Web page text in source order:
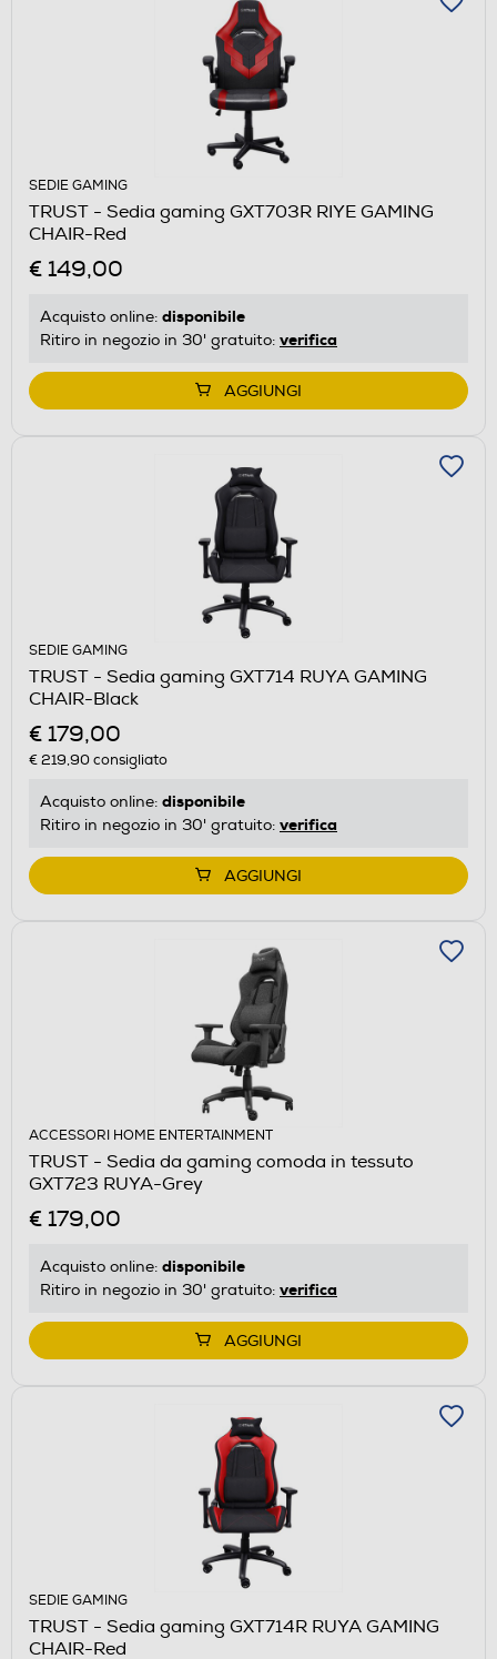
SEDIE GAMING
TRUST - Sedia gaming GXT703R RIYE GAMING
CHAIR-Red
€ 149,00
Acquisto online: disponibile
Ritiro in negozio in 30' gratuito: verifica
AGGIUNGI
SEDIE GAMING
TRUST - Sedia gaming GXT714 RUYA GAMING
CHAIR-Black
€ 179,00
€ 219,90consigliato
Acquisto online: disponibile
Ritiro in negozio in 30' gratuito: verifica
AGGIUNGI
ACCESSORI HOME ENTERTAINMENT
TRUST - Sedia da gaming comoda in tessuto
GXT723 RUYA-Grey
€ 179,00
Acquisto online: disponibile
Ritiro in negozio in 30' gratuito: verifica
AGGIUNGI
SEDIE GAMING
TRUST - Sedia gaming GXT714R RUYA GAMING
CHAIR-Red